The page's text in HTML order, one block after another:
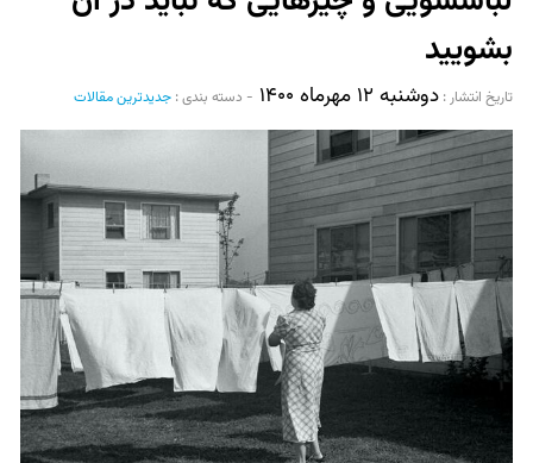
World Mag
بازار آنلاین سنجاق
بشویید
تاریخ انتشار :‌ دوشنبه ۱۲ مهرماه ۱۴۰۰ - دسته بندی : جدیدترین مقالات